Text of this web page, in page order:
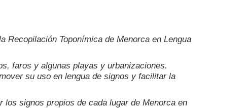
Recopilación Toponímica de Menorca en Lengua
faros y algunas playas y urbanizaciones.
su uso en lengua de signos y facilitar la
signos propios de cada lugar de Menorca en